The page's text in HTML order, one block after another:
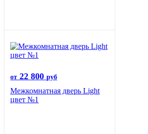
от 22 800 руб
Межкомнатная дверь Light
цвет №1